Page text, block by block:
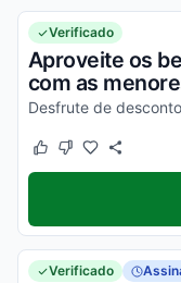
Verificado
Aproveite os
com as
Desfrute de
Este cupom funcionou
Este cupom não
Verificado